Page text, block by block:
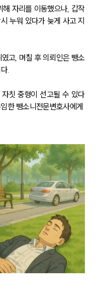
자리를 이동했으나, 갑작
누워 있다가 늦게 사고 지
고, 며칠 후 의뢰인은 뺑소
.
칫 중형이 선고될 수 있다
한 뺑소니전문변호사에게